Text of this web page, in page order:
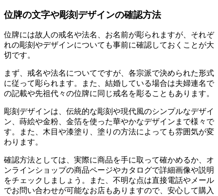
位牌の文字や彫刻デザインの確認方法
位牌には故人の戒名や法名、お名前が彫られますが、それぞ
れの彫刻やデザインについても事前に確認しておくことが大
切です。
まず、戒名や法名についてですが、各宗派で決められた形式
に従って彫られます。また、結婚している場合は夫婦連名で
の記載や先祖代々の位牌に同じ戒名を彫ることもあります。
彫刻デザインは、伝統的な彫刻や現代風のシンプルなデザイ
ン、蒔絵や金粉、金箔を使った華やかなデザインまで様々で
す。また、木目や漆塗り、塗りの方法によっても雰囲気が変
わります。
確認方法としては、実際に商品を手に取って確かめるか、オ
ンラインショップの商品ページやカタログで詳細画像や説明
をチェックしましょう。また、不明な点は直接電話やメール
でお問い合わせが可能なお店もありますので、安心して購入